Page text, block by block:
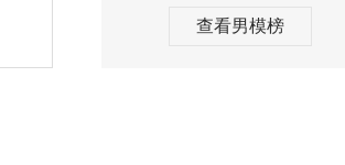
查看男模榜